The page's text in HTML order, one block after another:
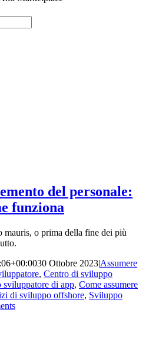
del personale:
funziona
o prima della fine dei più
30 Ottobre 2023|Assumere
, Centro di sviluppo
sviluppatore di app, Come assumere
di sviluppo offshore, Sviluppo